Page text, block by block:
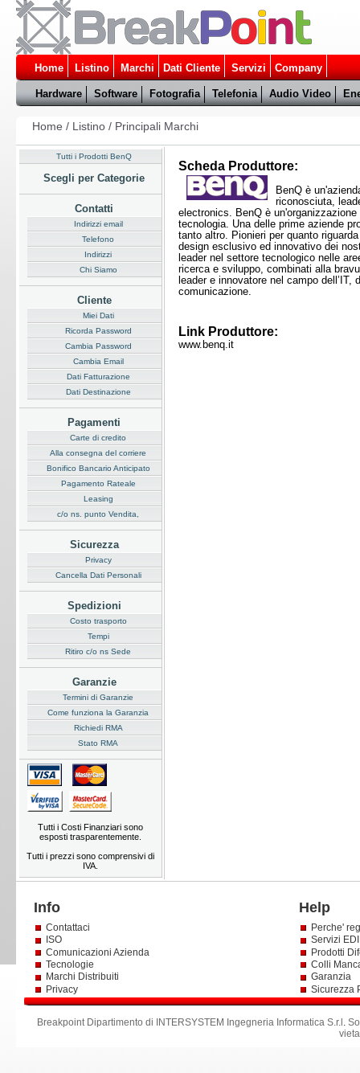
Home Listino Marchi Dati Cliente Servizi Company
Hardware Software Fotografia Telefonia Audio Video
Home / Listino/ Principali Marchi
Tutti i Prodotti BenQ
Scegli per Categorie
Contatti
Indirizzi email
Telefono
Indirizzi
Chi Siamo
Cliente
Miei Dati
Ricorda Password
Cambia Password
Cambia Email
Dati Fatturazione
Dati Destinazione
Pagamenti
Carte di credito
Alla consegna del corriere
Bonifico Bancario Anticipato
Pagamento Rateale
Leasing
c/o ns. punto Vendita,
Sicurezza
Privacy
Cancella Dati Personali
Spedizioni
Costo trasporto
Tempi
Ritiro c/o ns Sede
Garanzie
Termini di Garanzie
Come funziona la Garanzia
Richiedi RMA
Stato RMA
Tutti i Costi Finanziari sono
esposti trasparentemente.
Tutti i prezzi sono comprensivi di
IVA.
Scheda Produttore:
BenQ è
riconosciuta,
electronics. BenQ è
tecnologia. Una delle prime aziende
tanto altro. Pionieri per quanto
design esclusivo ed innovativo dei
leader nel settore tecnologico nelle
ricerca e sviluppo, combinati alla
leader e innovatore nel campo
comunicazione.
Link Produttore:
www.benq.it
Info Help
Contattaci
ISO
Comunicazioni Azienda
Tecnologie
Marchi Distribuiti
Privacy
Perche'
Servizi
Prodotti
Colli
Garanzia
Sicurezza
Breakpoint Dipartimento di INTERSYSTEM Ingegneria Informatica S.r.l .